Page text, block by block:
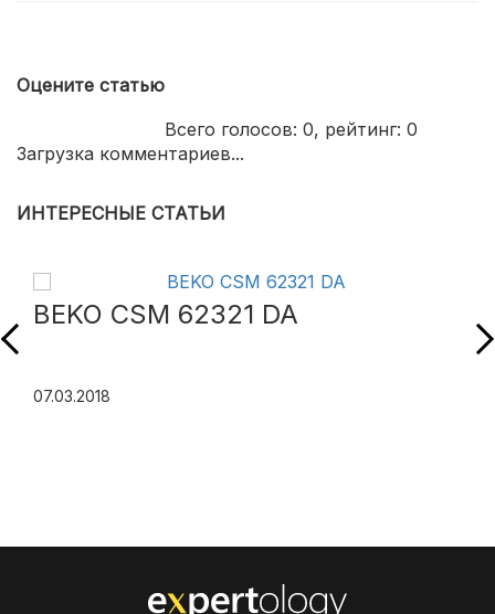
Оцените статью
Всего голосов: 0, рейтинг: 0
Загрузка комментариев...
ИНТЕРЕСНЫЕ СТАТЬИ
BEKO CSM 62321 DA
07.03.2018